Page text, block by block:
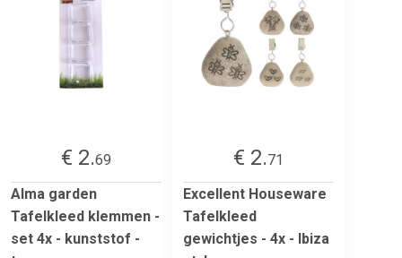
€ 2.69
Alma garden
Tafelkleed klemmen -
set 4x - kunststof -
€ 2.71
Excellent Houseware
Tafelkleed
gewichtjes - 4x - Ibiza